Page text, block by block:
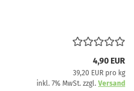
4,90 EUR
39,20 EUR pro kg
inkl. 7% MwSt. zzgl. Versand